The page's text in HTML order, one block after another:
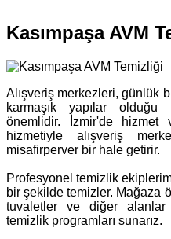
Kasımpaşa AVM
Alışveriş merkezleri, günlük
karmaşık yapılar
önemlidir. İzmir'de hizmet
hizmetiyle alışveriş
misafirperver bir hale getirir.
Profesyonel temizlik
bir şekilde temizler. Mağaza
tuvaletler ve diğer alanlar
temizlik programları sunarız.